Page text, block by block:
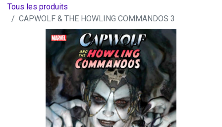
Tous les produits
CAPWOLF & THE HOWLING COMMANDOS 3